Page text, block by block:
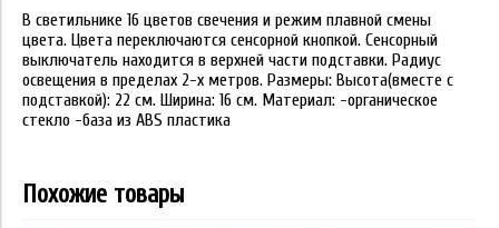
В светильнике 16 цветов свечения и режим плавной смены
цвета. Цвета переключаются сенсорной кнопкой. Сенсорный
выключатель находится в верхней части подставки. Радиус
освещения в пределах 2-х метров. Размеры: Высота(вместе с
подставкой): 22 см. Ширина: 16 см. Материал: -органическое
стекло -база из ABS пластика
Похожие товары